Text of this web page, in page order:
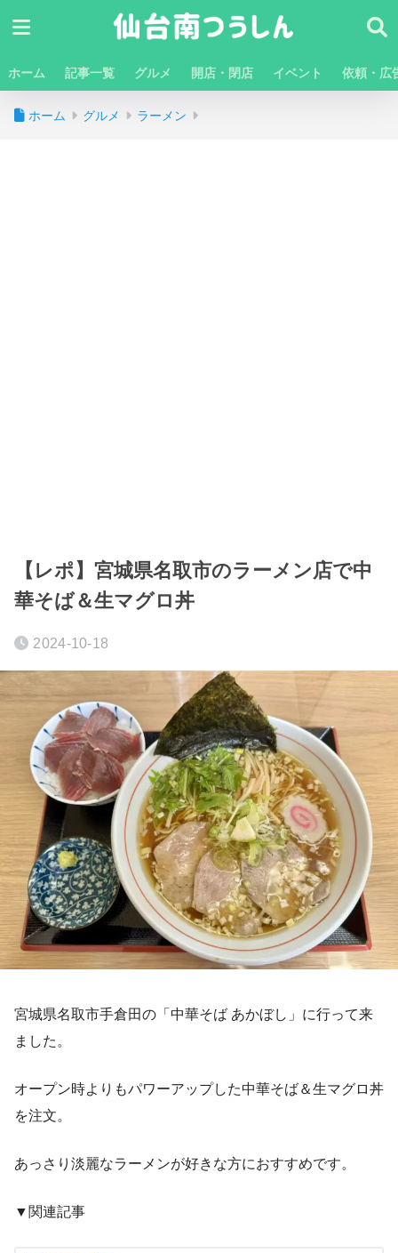
ホーム 記事一覧 グルメ 開店・閉店 イベント 依頼・広
ホーム グルメ ラーメン
【レポ】宮城県名取市のラーメン店で中
華そば＆生マグロ丼
2024-10-18
宮城県名取市手倉田の「中華そば あかぼし」に行って来
ました。
オープン時よりもパワーアップした中華そば＆生マグロ丼
を注文。
あっさり淡麗なラーメンが好きな方におすすめです。
▼関連記事